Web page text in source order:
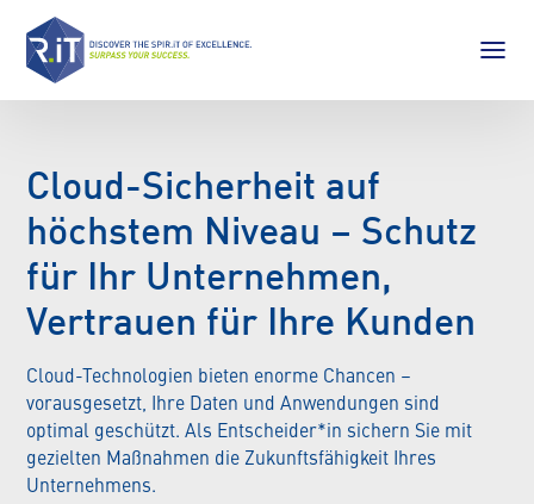
Cloud-Sicherheit auf
höchstem Niveau – Schutz
für Ihr Unternehmen,
Vertrauen für Ihre Kunden
Cloud-Technologien bieten enorme Chancen –
vorausgesetzt, Ihre Daten und Anwendungen sind
optimal geschützt. Als Entscheider*in sichern Sie mit
gezielten Maßnahmen die Zukunftsfähigkeit Ihres
Unternehmens.